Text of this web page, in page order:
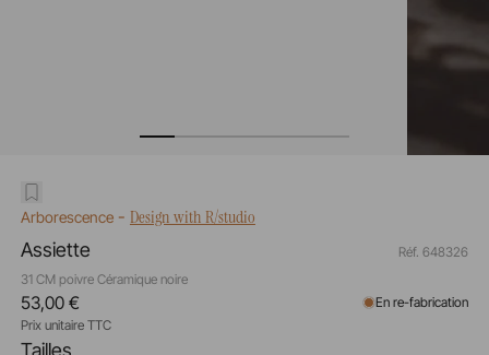
Arborescence- Design with R/studio
Assiette
31 CM poivre Céramique noire
Réf. 648326
Tailles
53,00 €
Prix unitaire TTC
En re-fabrication